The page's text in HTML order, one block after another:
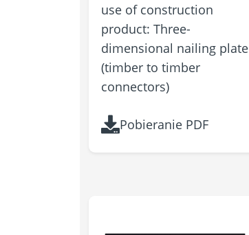
use of construction
product: Three-
dimensional nailing plate
(timber to timber
connectors)
Pobieranie PDF